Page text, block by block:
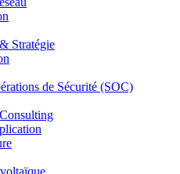
Stratégie
de Sécurité (SOC)